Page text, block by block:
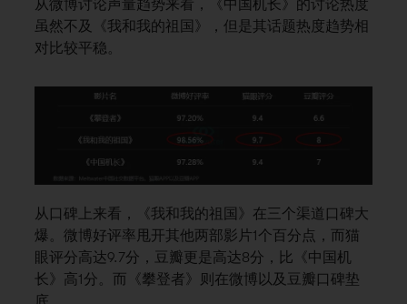
从微博讨论声量趋势来看，《中国机长》的讨论热度
虽然不及《我和我的祖国》，但是其话题热度趋势相
对比较平稳。
从口碑上来看，《我和我的祖国》在三个渠道口碑大
爆。微博好评率甩开其他两部影片1个百分点，而猫
眼评分高达9.7分，豆瓣更是高达8分，比《中国机
长》高1分。而《攀登者》则在微博以及豆瓣口碑垫